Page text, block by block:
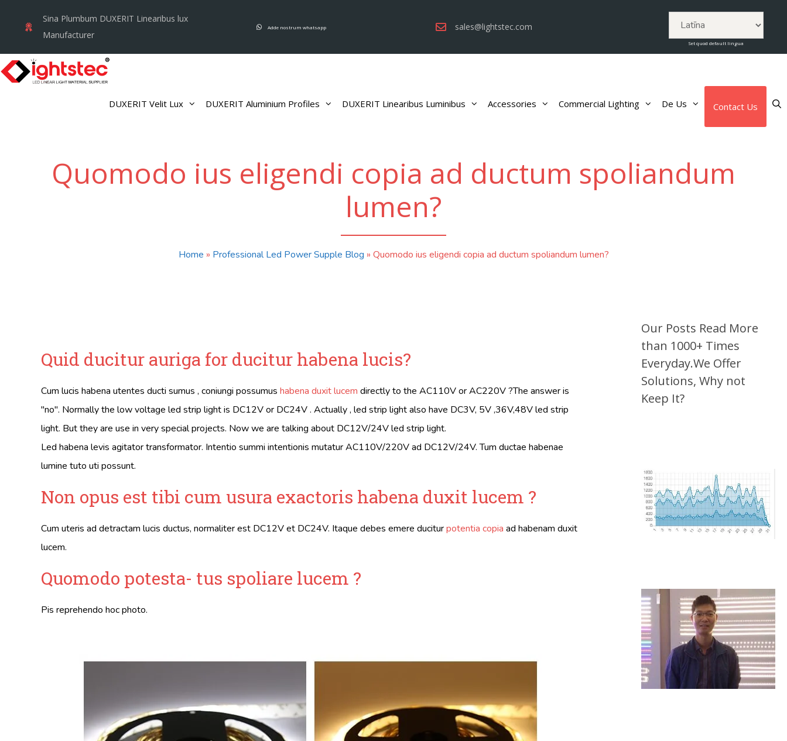
Sina Plumbum DUXERIT Linearibus lux
Manufacturer
Adde nostrum whatsapp sales@lightstec.com
Set quod default lingua
DUXERIT Velit Lux DUXERIT Aluminium Profiles DUXERIT Linearibus Luminibus Accessories Commercial Lighting De Us Contact Us
Quomodo ius eligendi copia ad ductum spoliandum
lumen?
Home » Professional Led Power Supple Blog » Quomodo ius eligendi copia ad ductum spoliandum lumen?
Quid ducitur auriga for ducitur habena lucis?
Cum lucis habena utentes ducti sumus , coniungi possumus habena duxit lucem directly to the AC110V or AC220V ?The answer is
"no". Normally the low voltage led strip light is DC12V or DC24V . Actually , led strip light also have DC3V, 5V ,36V,48V led strip
light. But they are use in very special projects. Now we are talking about DC12V/24V led strip light.
Led habena levis agitator transformator. Intentio summi intentionis mutatur AC110V/220V ad DC12V/24V. Tum ductae habenae
lumine tuto uti possunt.
Non opus est tibi cum usura exactoris habena duxit lucem ?
Cum uteris ad detractam lucis ductus, normaliter est DC12V et DC24V. Itaque debes emere duciturpotentia copia ad habenam duxit
lucem.
Quomodo potesta- tus spoliare lucem ?
Pis reprehendo hoc photo.
Our Posts Read More
than 1000+ Times
Everyday.We Offer
Solutions, Why not
Keep It?